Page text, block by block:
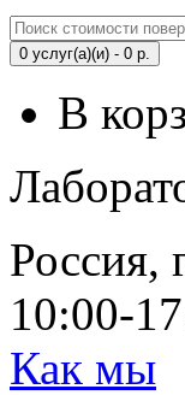
0 услуг(а)(и) - 0 р.
В
Россия,
10:00-
Как мы